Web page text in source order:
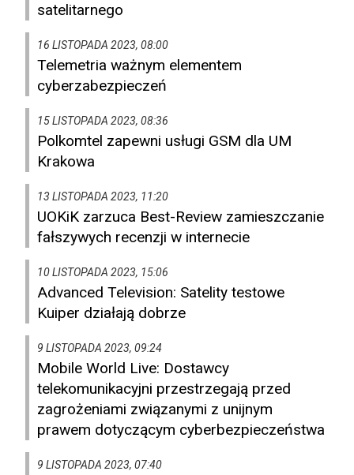
satelitarnego
16 LISTOPADA 2023, 08:00
Telemetria ważnym elementem
cyberzabezpieczeń
15 LISTOPADA 2023, 08:36
Polkomtel zapewni usługi GSM dla UM
Krakowa
13 LISTOPADA 2023, 11:20
UOKiK zarzuca Best-Review zamieszczanie
fałszywych recenzji w internecie
10 LISTOPADA 2023, 15:06
Advanced Television: Satelity testowe
Kuiper działają dobrze
9 LISTOPADA 2023, 09:24
Mobile World Live: Dostawcy
telekomunikacyjni przestrzegają przed
zagrożeniami związanymi z unijnym
prawem dotyczącym cyberbezpieczeństwa
9 LISTOPADA 2023, 07:40